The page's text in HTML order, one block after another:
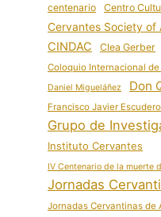
centenario Centro
Cervantes Society of
CINDAC Clea Gerber
Coloquio Internacional
Daniel Migueláñez Don
Francisco Javier
Grupo de
Instituto Cervantes
IV Centenario de la muerte
Jornadas
Jornadas Cervantinas de